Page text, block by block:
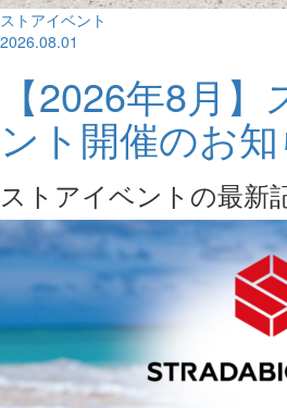
ストアイベント
2026.08.01
【2026年8月
ント開催のお
ストアイベントの最新